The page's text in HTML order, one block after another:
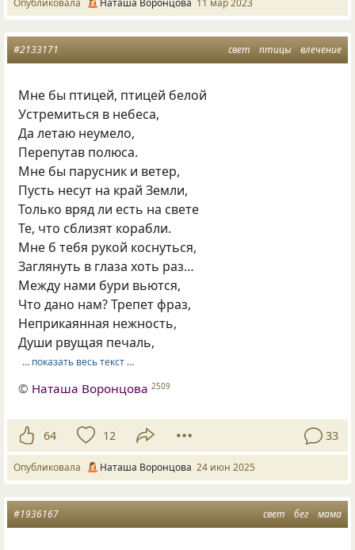
свет птицы влечение
#2133171
Мне бы птицей, птицей белой
Устремиться в небеса,
Да летаю неумело,
Перепутав полюса.
Мне бы парусник и ветер,
Пусть несут на край Земли,
Только вряд ли есть на свете
Те, что сблизят корабли.
Мне б тебя рукой коснуться,
Заглянуть в глаза хоть раз…
Между нами бури вьются,
Что дано нам? Трепет фраз,
Неприкаянная нежность,
Души рвущая печаль,
… показать весь текст …
© Наташа Воронцова 2509
64 12 33
Опубликовала Наташа Воронцова 24 июн 2025
свет бег мама
#1936167